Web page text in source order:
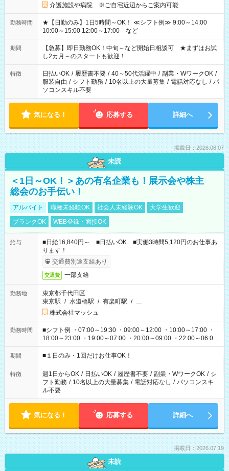
介護施設や病院 ※ご自宅近辺からご案内可能
勤務時間
★【日勤のみ】1日5時間～OK！ ≪シフト例≫ 9:00～14:00
10:00～15:00 12:00～17:00 など
期間
【急募】即日勤務OK！中旬～など開始日相談可 ★まずはお試
し2カ月～のスタートも歓迎！
特徴 日払いOK / 履歴書不要 / 40～50代活躍中 / 副業・WワークOK /
服装自由 / シフト勤務 / 10名以上の大量募集 / 電話対応なし / パ
ソコンスキル不要
気になる！ 応募する 詳細へ
掲載日：2026.08.07
未読
＜1日～OK！＞あの有名企業も！展示会や株主
総会のお手伝い！
アルバイト 職種未経験OK 社会人未経験OK
大学生歓迎
ブランクOK
WEB登録・面接OK
給与
■日給16,840円～ ■日払いOK ■実働3時間5,120円のお仕事あ
ります！
交通費別途支給あり
交通費 一部支給
勤務地
東京都千代田区
東京駅 / 水道橋駅 / 有楽町駅 / …
株式会社マッシュ
勤務時間
■シフト例 ・07:00～19:30 ・09:00～12:00 ・10:00～17:00 ・
18:00～23:00 ・19:00～07:00 ・20:00～09:00 ・22:00～06:00
etc ★最短で3時間で5,120円のお仕事から 15時間で2万円近く稼
げるお仕事も！ ご希望のお時間に合わせてご紹介！ ※シフトは
ください！
期間 ■１日のみ・1回だけお仕事OK！
特徴 週1日からOK / 日払いOK / 履歴書不要 / 副業・WワークOK / シ
フト勤務 / 10名以上の大量募集 / 電話対応なし / パソコンスキ
ル不要
気になる！ 応募する 詳細へ
掲載日：2026.07.19
未読